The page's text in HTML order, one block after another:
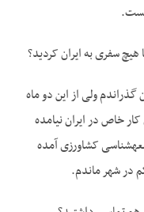
سفری به ایران کردید؟
گذراندم ولی از این دو ماه
خاص در ایران نیامده
کشاورزی آمده
در شهر ماندم.